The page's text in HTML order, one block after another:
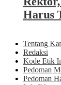
Harus
Tentang
Redaksi
Kode Etik
Pedoman
Pedoman